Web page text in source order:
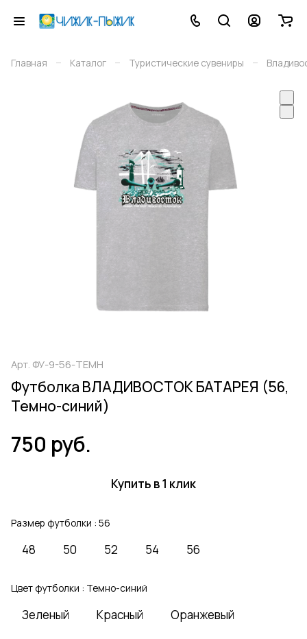
Главная – Каталог – Туристические сувениры –
Арт. ФУ-9-56-ТЕМН
Футболка ВЛАДИВОСТОК БАТАРЕЯ (56,
Темно-синий)
750 руб.
Купить в 1 клик
Размер футболки : 56
48 50 52 54 56
Цвет футболки : Темно-синий
Зеленый Красный Оранжевый